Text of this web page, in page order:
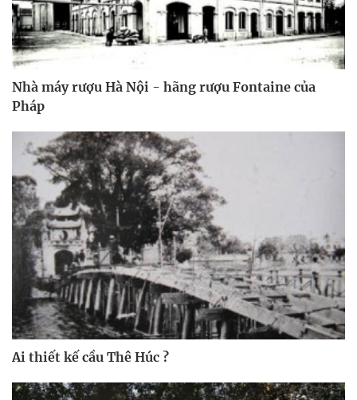
Nhà máy rượu Hà Nội - hãng rượu Fontaine của
Pháp
Ai thiết kế cầu Thê Húc ?